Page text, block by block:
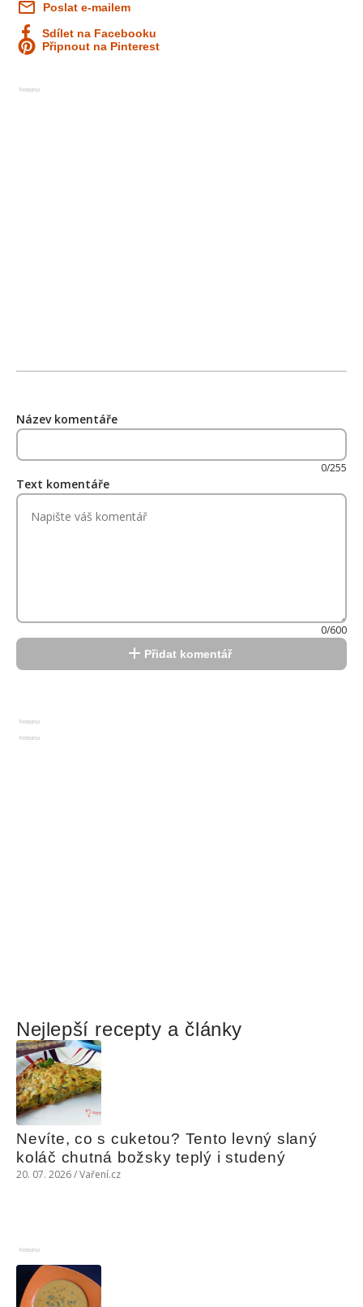
Poslat e-mailem
Sdílet na Facebooku
Připnout na Pinterest
Reklama
Název komentáře
0/255
Text komentáře
0/600
Přidat komentář
Reklama
Reklama
Nejlepší recepty a články
Nevíte, co s cuketou? Tento levný slaný
koláč chutná božsky teplý i studený
20. 07. 2026 / Vaření.cz
Reklama